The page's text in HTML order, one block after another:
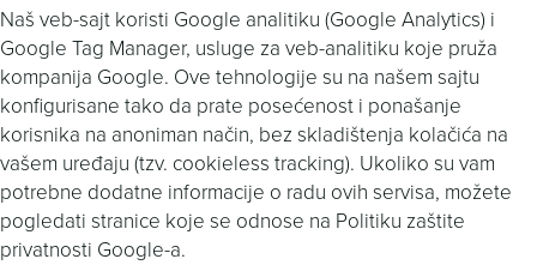
Naš veb-sajt koristi Google analitiku (Google Analytics) i
Google Tag Manager, usluge za veb-analitiku koje pruža
kompanija Google. Ove tehnologije su na našem sajtu
konfigurisane tako da prate posećenost i ponašanje
korisnika na anoniman način, bez skladištenja kolačića na
vašem uređaju (tzv. cookieless tracking). Ukoliko su vam
potrebne dodatne informacije o radu ovih servisa, možete
pogledati stranice koje se odnose na Politiku zaštite
privatnosti Google-a.